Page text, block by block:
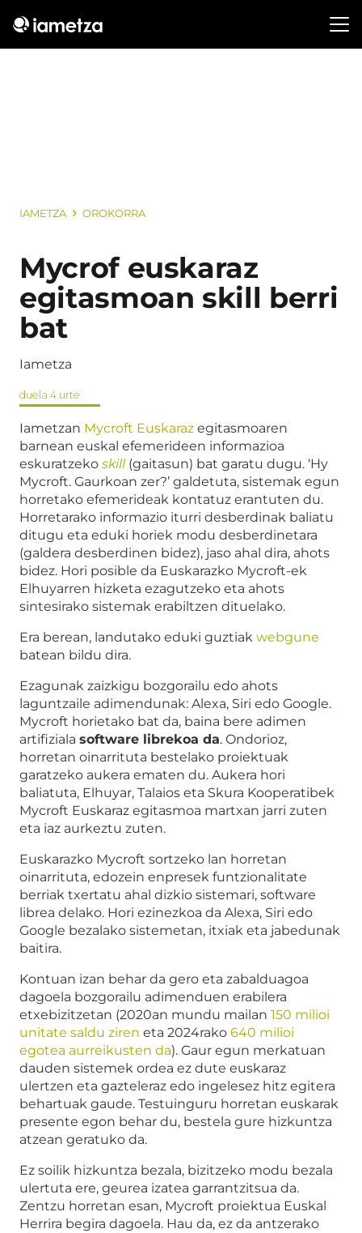
IAMETZA OROKORRA
Mycrof euskaraz
egitasmoan skill berri
bat
Iametza
duela 4 urte
Iametzan Mycroft Euskaraz egitasmoaren
barnean euskal efemerideen informazioa
eskuratzeko skill (gaitasun) bat garatu dugu. ‘Hy
Mycroft. Gaurkoan zer?’ galdetuta, sistemak egun
horretako efemerideak kontatuz erantuten du.
Horretarako informazio iturri desberdinak baliatu
ditugu eta eduki horiek modu desberdinetara
(galdera desberdinen bidez), jaso ahal dira, ahots
bidez. Hori posible da Euskarazko Mycroft-ek
Elhuyarren hizketa ezagutzeko eta ahots
sintesirako sistemak erabiltzen dituelako.
Era berean, landutako eduki guztiak webgune
batean bildu dira.
Ezagunak zaizkigu bozgorailu edo ahots
laguntzaile adimendunak: Alexa, Siri edo Google.
Mycroft horietako bat da, baina bere adimen
artifiziala software librekoa da. Ondorioz,
horretan oinarrituta bestelako proiektuak
garatzeko aukera ematen du. Aukera hori
baliatuta, Elhuyar, Talaios eta Skura Kooperatibek
Mycroft Euskaraz egitasmoa martxan jarri zuten
eta iaz aurkeztu zuten.
Euskarazko Mycroft sortzeko lan horretan
oinarrituta, edozein enpresek funtzionalitate
berriak txertatu ahal dizkio sistemari, software
librea delako. Hori ezinezkoa da Alexa, Siri edo
Google bezalako sistemetan, itxiak eta jabedunak
baitira.
Kontuan izan behar da gero eta zabalduagoa
dagoela bozgorailu adimenduen erabilera
etxebizitzetan (2020an mundu mailan 150 milioi
unitate saldu ziren eta 2024rako 640 milioi
egotea aurreikusten da). Gaur egun merkatuan
dauden sistemek ordea ez dute euskaraz
ulertzen eta gazteleraz edo ingelesez hitz egitera
behartuak gaude. Testuinguru horretan euskarak
presente egon behar du, bestela gure hizkuntza
atzean geratuko da.
Ez soilik hizkuntza bezala, bizitzeko modu bezala
ulertuta ere, geurea izatea garrantzitsua da.
Zentzu horretan esan, Mycroft proiektua Euskal
Herrira begira dagoela. Hau da, ez da antzerako